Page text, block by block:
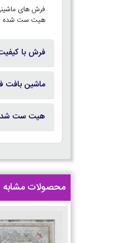
هیت ست شده ضد پرز و
فرش با
ماشین بافت فرش 1200
هیت ست
محصولات مشابه